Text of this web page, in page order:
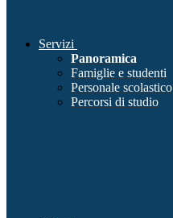
Servizi
Panoramica
Famiglie e studenti
Personale scolastico
Percorsi di studio